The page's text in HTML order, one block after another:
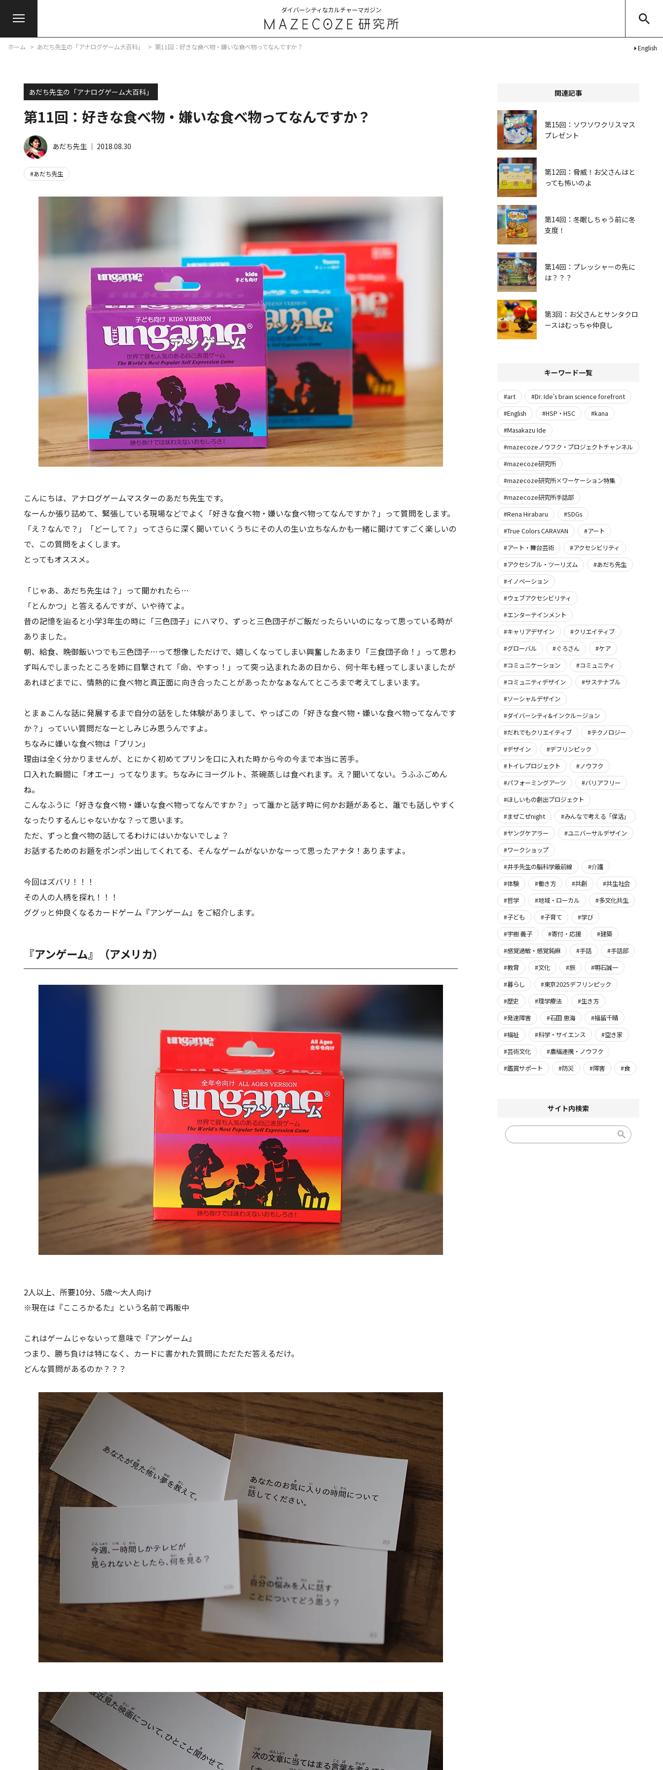
ダイバーシティなカルチャーマガジン
English
ホーム あだち先生の「アナログゲーム大百科」 第11回：好きな食べ物・嫌いな食べ物ってなんですか？
あだち先生の「アナログゲーム大百科」
第11回：好きな食べ物・嫌いな食べ物ってなんですか？
あだち先生 │ 2018.08.30
あだち先生
こんにちは、アナログゲームマスターのあだち先生です。
なーんか張り詰めて、緊張している現場などでよく「好きな食べ物・嫌いな食べ物ってなんですか？」って質問をします。
「え？なんで？」「どーして？」ってさらに深く聞いていくうちにその人の生い立ちなんかも一緒に聞けてすごく楽しいの
で、この質問をよくします。
とってもオススメ。
「じゃあ、あだち先生は？」って聞かれたら…
「とんかつ」と答えるんですが、いや待てよ。
昔の記憶を辿ると小学3年生の時に「三色団子」にハマり、ずっと三色団子がご飯だったらいいのになって思っている時が
ありました。
朝、給食、晩御飯いつでも三色団子…って想像しただけで、嬉しくなってしまい興奮したあまり「三食団子命！」って思わ
ず叫んでしまったところを姉に目撃されて「命、やすっ！」って突っ込まれたあの日から、何十年も経ってしまいましたが
あれほどまでに、情熱的に食べ物と真正面に向き合ったことがあったかなぁなんてところまで考えてしまいます。
とまぁこんな話に発展するまで自分の話をした体験がありまして、やっぱこの「好きな食べ物・嫌いな食べ物ってなんです
か？」っていい質問だなーとしみじみ思うんですよ。
ちなみに嫌いな食べ物は「プリン」
理由は全く分かりませんが、とにかく初めてプリンを口に入れた時から今の今まで本当に苦手。
口入れた瞬間に「オエー」ってなります。ちなみにヨーグルト、茶碗蒸しは食べれます。え？聞いてない。うふふごめん
ね。
こんなふうに「好きな食べ物・嫌いな食べ物ってなんですか？」って誰かと話す時に何かお題があると、誰でも話しやすく
なったりするんじゃないかな？って思います。
ただ、ずっと食べ物の話してるわけにはいかないでしょ？
お話するためのお題をポンポン出してくれてる、そんなゲームがないかなーって思ったアナタ！ありますよ。
今回はズバリ！！！
その人の人柄を探れ！！！
ググッと仲良くなるカードゲーム『アンゲーム』をご紹介します。
『アンゲーム』（アメリカ）
2人以上、所要10分、5歳〜大人向け
※現在は『こころかるた』という名前で再販中
これはゲームじゃないって意味で『アンゲーム』
つまり、勝ち負けは特になく、カードに書かれた質問にただただ答えるだけ。
どんな質問があるのか？？？
関連記事
第15回：ソワソワクリスマス
プレゼント
第12回：脅威！お父さんはと
っても怖いのよ
第14回：冬眠しちゃう前に冬
支度！
第14回：プレッシャーの先に
は？？？
第3回：お父さんとサンタクロ
ースはむっちゃ仲良し
キーワード一覧
#art
#Dr. Ide's brain science forefront
#English
#HSP・HSC
#kana
#Masakazu Ide
#mazecozeノウフク・プロジェクトチャンネル
#mazecoze研究所
#mazecoze研究所×ワーケーション特集
#mazecoze研究所手話部
#Rena Hirabaru
#SDGs
#True Colors CARAVAN
#アート
#アート・舞台芸術
#アクセシビリティ
#アクセシブル・ツーリズム
#あだち先生
#イノベーション
#ウェブアクセシビリティ
#エンターテインメント
#キャリアデザイン
#クリエイティブ
#グローバル
#ぐろさん
#ケア
#コミュニケーション
#コミュニティ
#コミュニティデザイン
#サステナブル
#ソーシャルデザイン
#ダイバーシティ&インクルージョン
#だれでもクリエイティブ
#テクノロジー
#デザイン
#デフリンピック
#トイレプロジェクト
#ノウフク
#パフォーミングアーツ
#バリアフリー
#ほしいもの創出プロジェクト
#まぜこぜnight
#みんなで考える「保活」
#ヤングケアラー
#ユニバーサルデザイン
#ワークショップ
#井手先生の脳科学最前線
#介護
#体験
#働き方 #共創
#共生社会
#哲学
#地域・ローカル
#多文化共生
#子ども
#子育て
#学び
#宇樹 義子
#寄付・応援
#建築
#感覚過敏・感覚鈍麻
#手話
#手話部
#教育
#文化 #旅
#明石誠一
#暮らし
#東京2025デフリンピック
#歴史
#理学療法
#生き方
#発達障害
#石田 恵海
#福留千晴
#福祉
#科学・サイエンス
#空き家
#芸術文化
#農福連携・ノウフク
#鑑賞サポート
#防災 #障害 #食
サイト内検索